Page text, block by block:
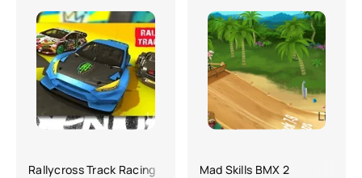
Rallycross Track Racing Mad Skills BMX 2